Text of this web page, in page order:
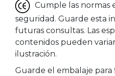
Cumple las normas
seguridad. Guarde esta
futuras consultas. Las
contenidos pueden
ilustración.
Guarde el embalaje